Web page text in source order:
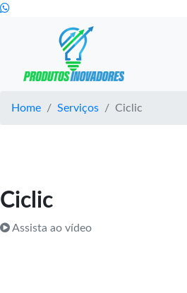
Home Serviços Ciclic
Ciclic
Assista ao vídeo